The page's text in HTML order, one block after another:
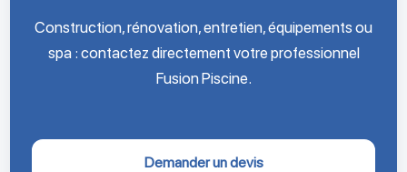
Construction, rénovation, entretien, équipements ou
spa : contactez directement votre professionnel
Fusion Piscine.
Demander un devis